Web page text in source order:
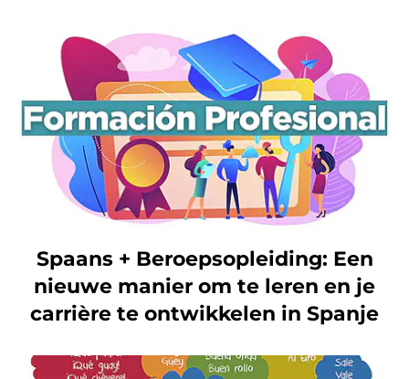
Spaans + Beroepsopleiding: Een
nieuwe manier om te leren en je
carrière te ontwikkelen in Spanje